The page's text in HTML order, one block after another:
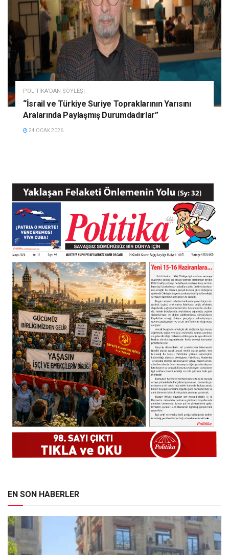
POLITIKA'DAN SÖYLEŞI
“İsrail ve Türkiye Suriye Topraklarının Yarısını
Aralarında Paylaşmış Durumdadırlar”
24 OCAK 2026
EN SON HABERLER